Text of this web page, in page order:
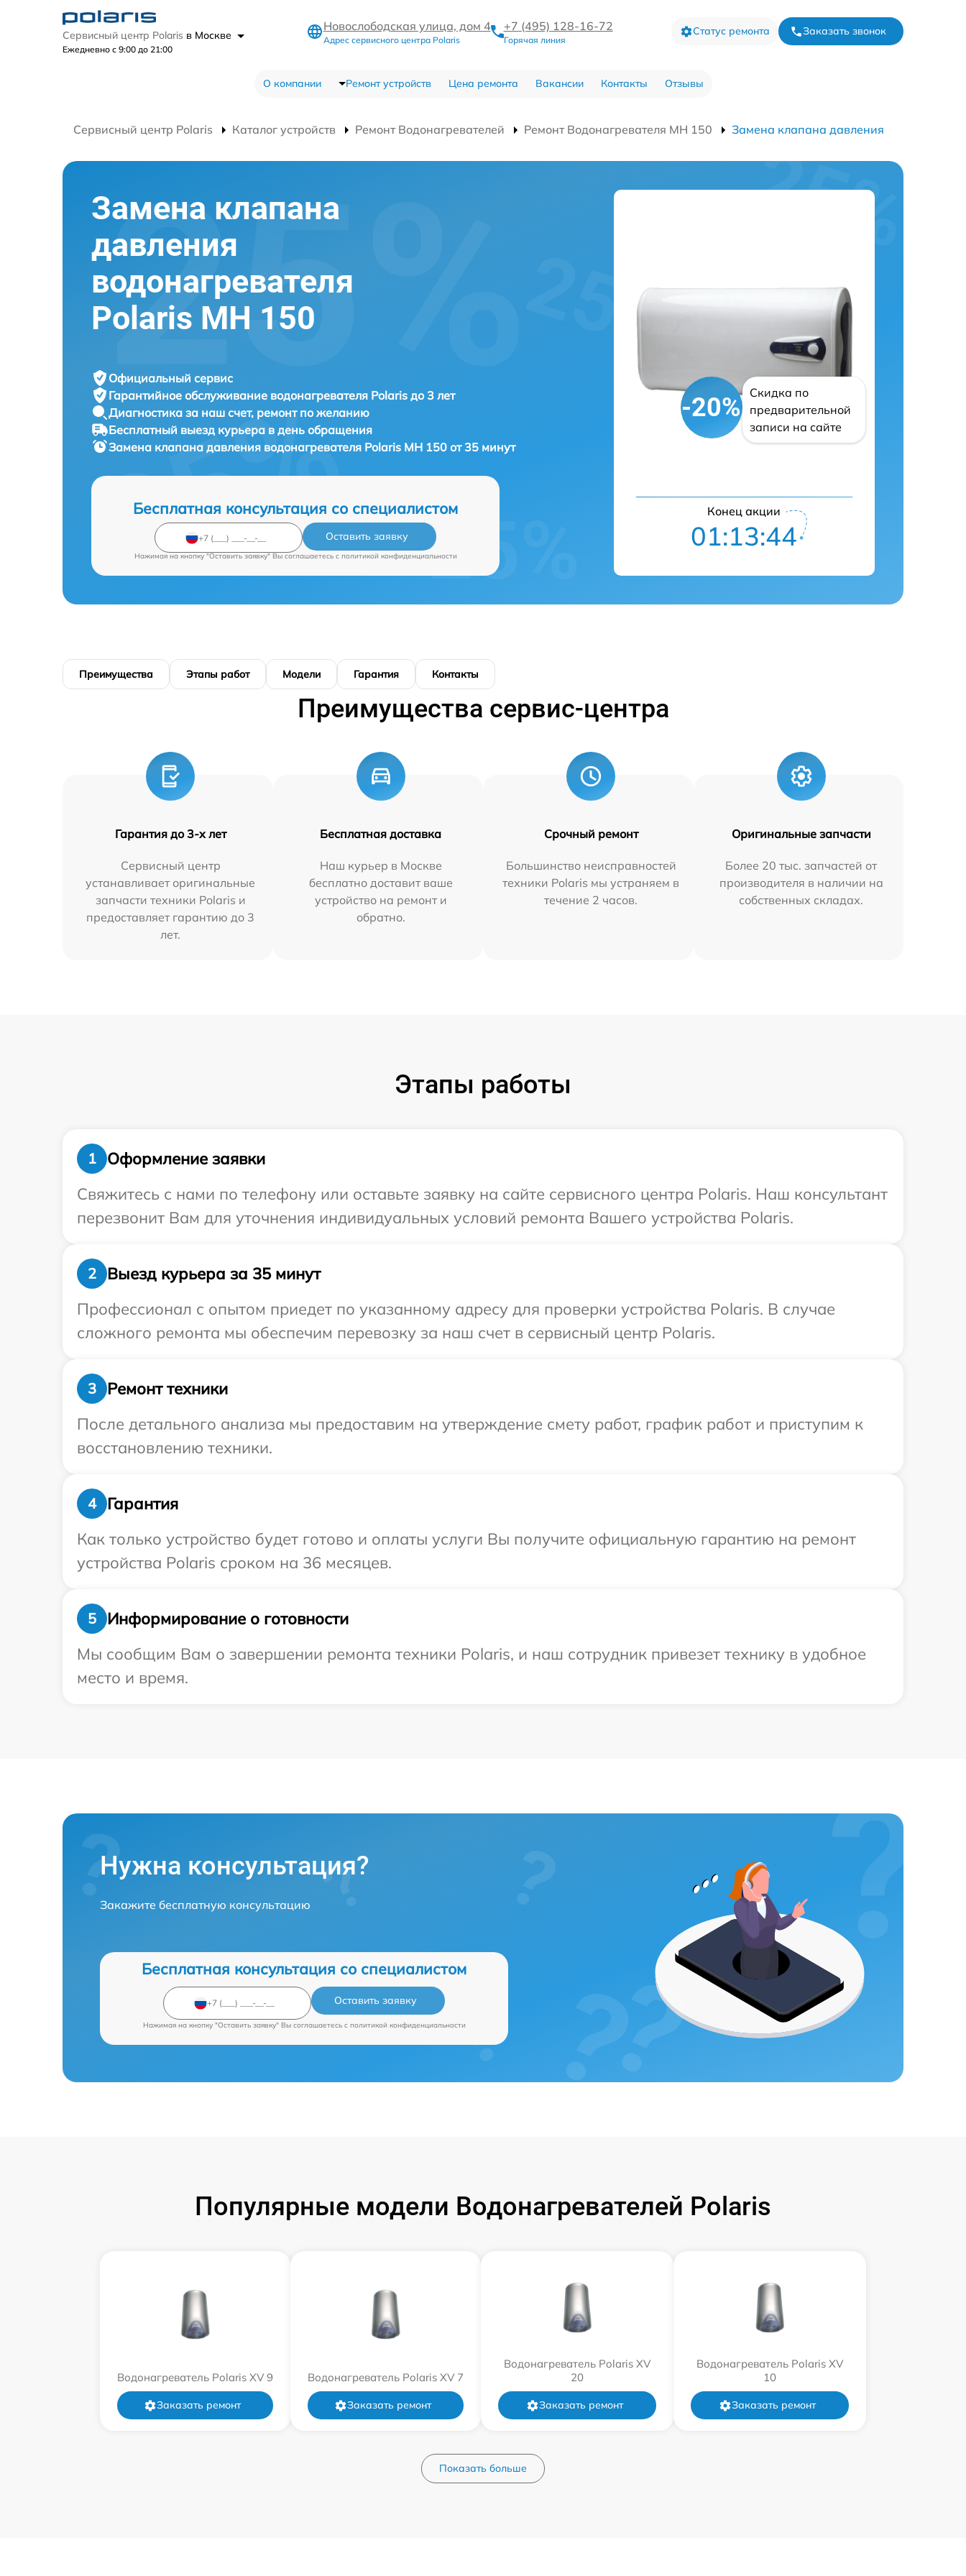
Сервисный центр Polaris в Москве
Ежедневно с 9:00 до 21:00
Новослободская улица, дом 4
Адрес сервисного центра Polaris
+7 (495) 128-16-72
Горячая линия
Статус ремонта Заказать звонок
О компании Ремонт устройств Цена ремонта Вакансии Контакты Отзывы
Сервисный центр Polaris Каталог устройств Ремонт Водонагревателей Ремонт Водонагревателя MH 150 Замена клапана давления
Замена клапана
давления
водонагревателя
Polaris MH 150
Официальный сервис
Гарантийное обслуживание водонагревателя Polaris до 3 лет
Диагностика за наш счет, ремонт по желанию
Бесплатный выезд курьера в день обращения
Замена клапана давления водонагревателя Polaris MH 150 от 35 минут
Бесплатная консультация со специалистом
Оставить заявку
Нажимая на кнопку "Оставить заявку" Вы соглашаетесь c политикой конфиденциальности
-20%
Скидка по
предварительной
записи на сайте
Конец акции
01:13:43
Преимущества Этапы работ Модели Гарантия Контакты
Преимущества сервис-центра
Гарантия до 3-х лет
Сервисный центр
устанавливает оригинальные
запчасти техники Polaris и
предоставляет гарантию до 3
лет.
Бесплатная доставка
Наш курьер в Москве
бесплатно доставит ваше
устройство на ремонт и
обратно.
Срочный ремонт
Большинство неисправностей
техники Polaris мы устраняем в
течение 2 часов.
Оригинальные запчасти
Более 20 тыс. запчастей от
производителя в наличии на
собственных складах.
Этапы работы
1
Оформление заявки
Свяжитесь с нами по телефону или оставьте заявку на сайте сервисного центра Polaris. Наш консультант
перезвонит Вам для уточнения индивидуальных условий ремонта Вашего устройства Polaris.
2
Выезд курьера за 35 минут
Профессионал с опытом приедет по указанному адресу для проверки устройства Polaris. В случае
сложного ремонта мы обеспечим перевозку за наш счет в сервисный центр Polaris.
3
Ремонт техники
После детального анализа мы предоставим на утверждение смету работ, график работ и приступим к
восстановлению техники.
4
Гарантия
Как только устройство будет готово и оплаты услуги Вы получите официальную гарантию на ремонт
устройства Polaris сроком на 36 месяцев.
5
Информирование о готовности
Мы сообщим Вам о завершении ремонта техники Polaris, и наш сотрудник привезет технику в удобное
место и время.
Нужна консультация?
Закажите бесплатную консультацию
Бесплатная консультация со специалистом
Оставить заявку
Нажимая на кнопку "Оставить заявку" Вы соглашаетесь c политикой конфиденциальности
Популярные модели Водонагревателей Polaris
Водонагреватель Polaris XV 9
Заказать ремонт
Водонагреватель Polaris XV 7
Заказать ремонт
Водонагреватель Polaris XV
20
Заказать ремонт
Водонагреватель Polaris XV
10
Заказать ремонт
Показать больше